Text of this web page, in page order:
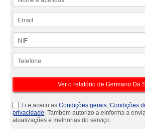
Li e aceito as Condições gerais, Condições
privacidade. Também autorizo a eInforma a
atualizações e melhorias do serviço.